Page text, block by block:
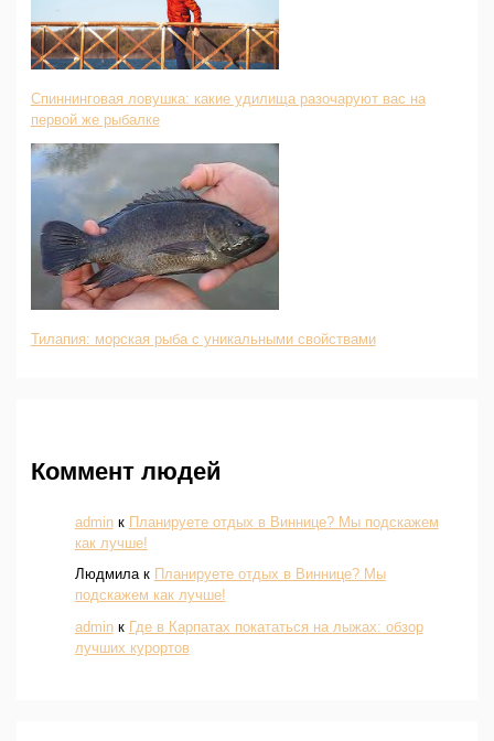
Спиннинговая ловушка: какие удилища разочаруют вас на
первой же рыбалке
Тилапия: морская рыба с уникальными свойствами
Коммент людей
adminк Планируете отдых в Виннице? Мы подскажем
как лучше!
Людмилак Планируете отдых в Виннице? Мы
подскажем как лучше!
adminк Где в Карпатах покататься на лыжах: обзор
лучших курортов